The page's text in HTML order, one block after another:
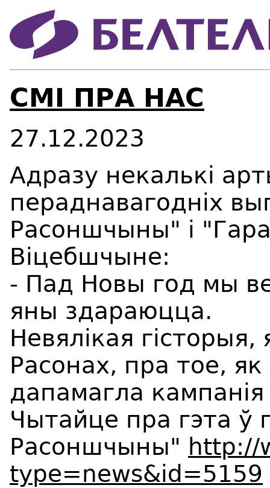
СМІ ПРА НАС
27.12.2023
Адразу некалькі
пераднавагодніх
Расоншчыны" і
Віцебшчыне:
- Пад Новы год мы
яны здараюцца.
Невялікая
Расонах, пра тое,
дапамагла
Чытайце пра гэта ў
Расоншчыны" http://
type=news&id=5159